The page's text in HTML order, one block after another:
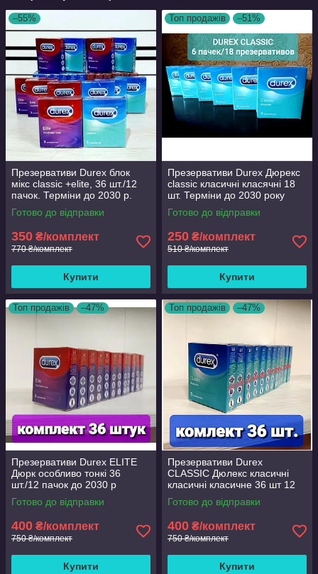
–55%
Презервативи Durex блок
мікс classic +elite, 36 шт./12
пачок. Терміни до 2030 р.
Готово до відправки
350 ₴/комплект
770 ₴/комплект
Купити
Топ продажів –51%
Презервативи Durex Дюрекс
classic класичні класячні 18
шт. Терміни до 2030 року
Готово до відправки
250 ₴/комплект
510 ₴/комплект
Купити
Топ продажів –47%
Презервативи Durex ELITE
Дюрк особливо тонкі 36
шт./12 пачок до 2030 р
Готово до відправки
400 ₴/комплект
750 ₴/комплект
Купити
Топ продажів –47%
Презервативи Durex
CLASSIC Дюлекс класичні
класичні класичне 36 шт 12
пачок.до 2030 року
Готово до відправки
400 ₴/комплект
750 ₴/комплект
Купити